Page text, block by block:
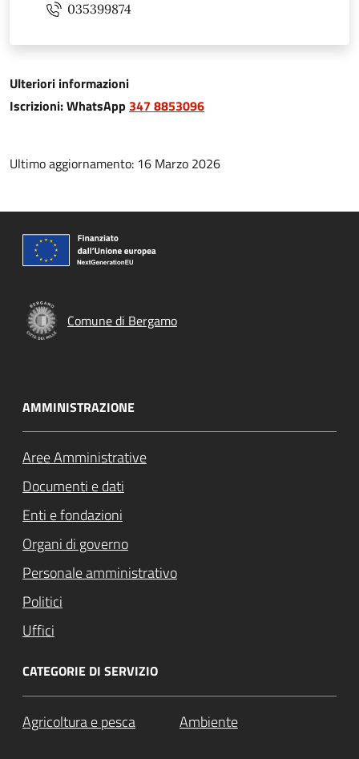
035399874
Ulteriori informazioni
Iscrizioni: WhatsApp 347 8853096
Ultimo aggiornamento: 16 Marzo 2026
Comune di Bergamo
AMMINISTRAZIONE
Aree Amministrative
Documenti e dati
Enti e fondazioni
Organi di governo
Personale amministrativo
Politici
Uffici
CATEGORIE DI SERVIZIO
Agricoltura e pesca Ambiente